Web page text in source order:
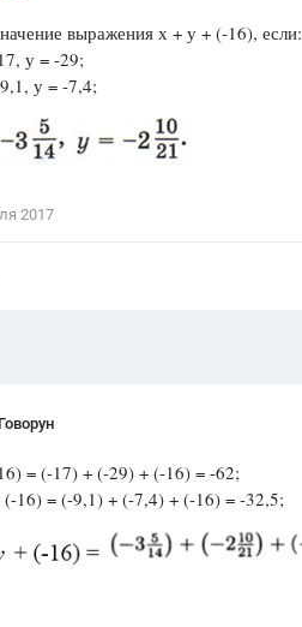
выражения х + у + (-16), если:
у = -29;
у = -7,4;
2017
= (-17) + (-29) + (-16) = -62;
16) = (-9,1) + (-7,4) + (-16) = -32,5;